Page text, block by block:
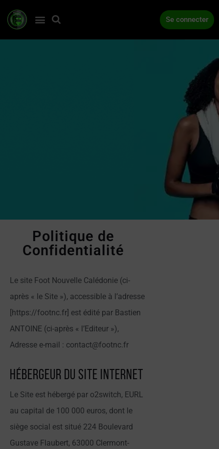
Se connecter
Politique de
Confidentialité
Le site Foot Nouvelle Calédonie (ci-
après « le Site »), accessible à l’adresse
[https://footnc.fr] est édité par Bastien
ANTOINE (ci-après « l’Editeur »),
Adresse e-mail : contact@footnc.fr
Hébergeur du site Internet
Le Site est hébergé par o2switch, EURL
au capital de 100 000 euros, dont le
siège social est situé 224 Boulevard
Gustave Flaubert, 63000 Clermont-